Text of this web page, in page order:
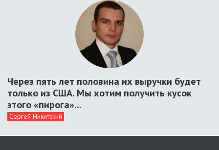
Через пять лет половина их выручки будет
только из США. Мы хотим получить кусок
этого «пирога»...
Сергей Никитский